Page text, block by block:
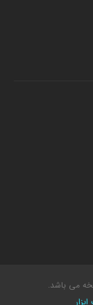
می باشد.